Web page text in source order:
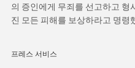
의 증인에게 무죄를 선고하고 형
진 모든 피해를 보상하라고 명령
프레스 서비스